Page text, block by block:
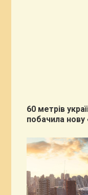
60 метрів
побачила нову